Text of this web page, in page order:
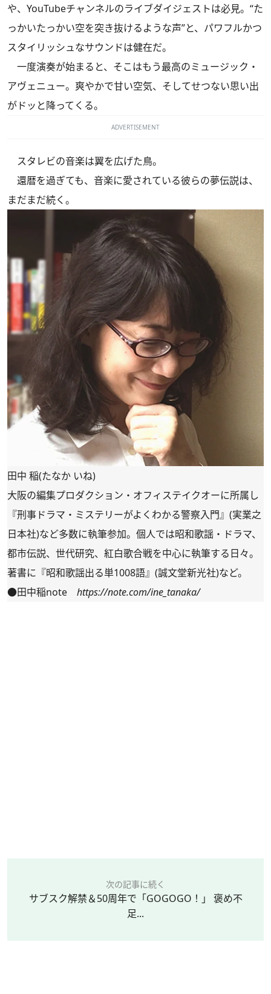
や、YouTubeチャンネルのライブダイジェストは必見。“た
っかいたっかい空を突き抜けるような声”と、パワフルかつ
スタイリッシュなサウンドは健在だ。
一度演奏が始まると、そこはもう最高のミュージック・
アヴェニュー。爽やかで甘い空気、そしてせつない思い出
がドッと降ってくる。
ADVERTISEMENT
スタレビの音楽は翼を広げた鳥。
還暦を過ぎても、音楽に愛されている彼らの夢伝説は、
まだまだ続く。
田中 稲(たなか いね)
大阪の編集プロダクション・オフィステイクオーに所属し
『刑事ドラマ・ミステリーがよくわかる警察入門』(実業之
日本社)など多数に執筆参加。個人では昭和歌謡・ドラマ、
都市伝説、世代研究、紅白歌合戦を中心に執筆する日々。
著書に『昭和歌謡出る単1008語』(誠文堂新光社)など。
●田中稲note https://note.com/ine_tanaka/
次の記事に続く
サブスク解禁＆50周年で「GOGOGO！」 褒め不
足...